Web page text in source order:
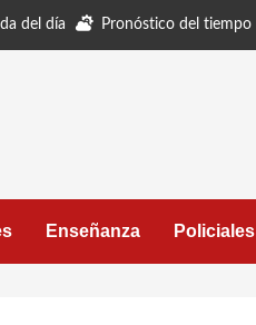
del día Pronóstico del tiempo
Enseñanza Policiales